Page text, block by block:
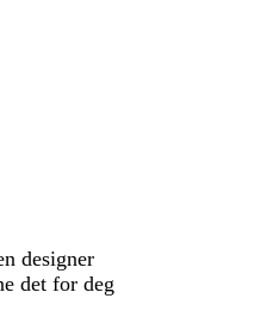
designer
det for deg